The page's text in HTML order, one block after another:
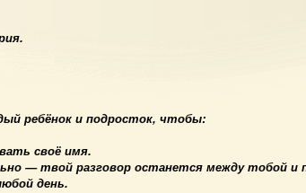
ребёнок и подросток, чтобы:
своё имя.
— твой разговор останется между тобой и
день.